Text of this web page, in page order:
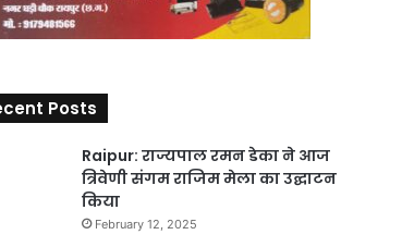
Posts
Raipur: राज्यपाल रमन डेका ने आज
त्रिवेणी संगम राजिम मेला का उद्घाटन
किया
February 12, 2025